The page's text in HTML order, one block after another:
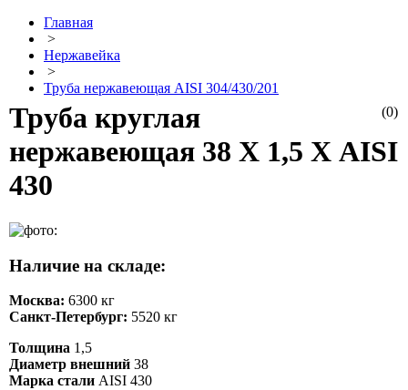
Главная
>
Нержавейка
>
Труба нержавеющая AISI 304/430/201
(0)
Труба круглая
нержавеющая 38 Х 1,5 Х AISI
430
Наличие на складе:
Москва: 6300 кг
Санкт-Петербург: 5520 кг
Толщина 1,5
Диаметр внешний 38
Марка стали AISI 430